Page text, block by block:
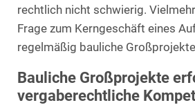
rechtlich nicht schwierig.
Frage zum Kerngeschäft eines
regelmäßig bauliche
Bauliche Großprojekte
vergaberechtliche